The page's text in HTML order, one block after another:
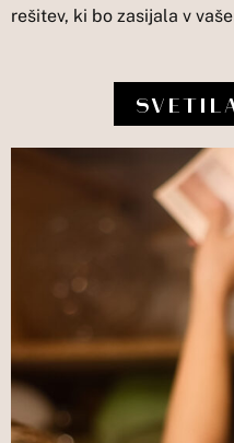
rešitev, ki bo zasijala v